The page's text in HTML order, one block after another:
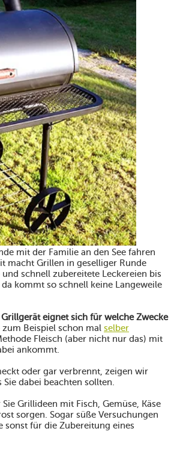
mit der Familie an den See fahren
macht Grillen in geselliger Runde
schnell zubereitete Leckereien bis
kommt so schnell keine Langeweile
eignet sich für welche Zwecke
zum Beispiel schon mal selber
Fleisch (aber nicht nur das) mit
ankommt.
oder gar verbrennt, zeigen wir
dabei beachten sollten.
Grillideen mit Fisch, Gemüse, Käse
sorgen. Sogar süße Versuchungen
sonst für die Zubereitung eines